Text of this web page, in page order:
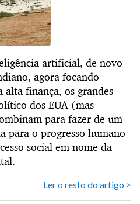
artificial, de novo
agora focando
alta finança, os grandes
dos EUA (mas
para fazer de um
para o progresso humano
social em nome da
Ler o resto do artigo >